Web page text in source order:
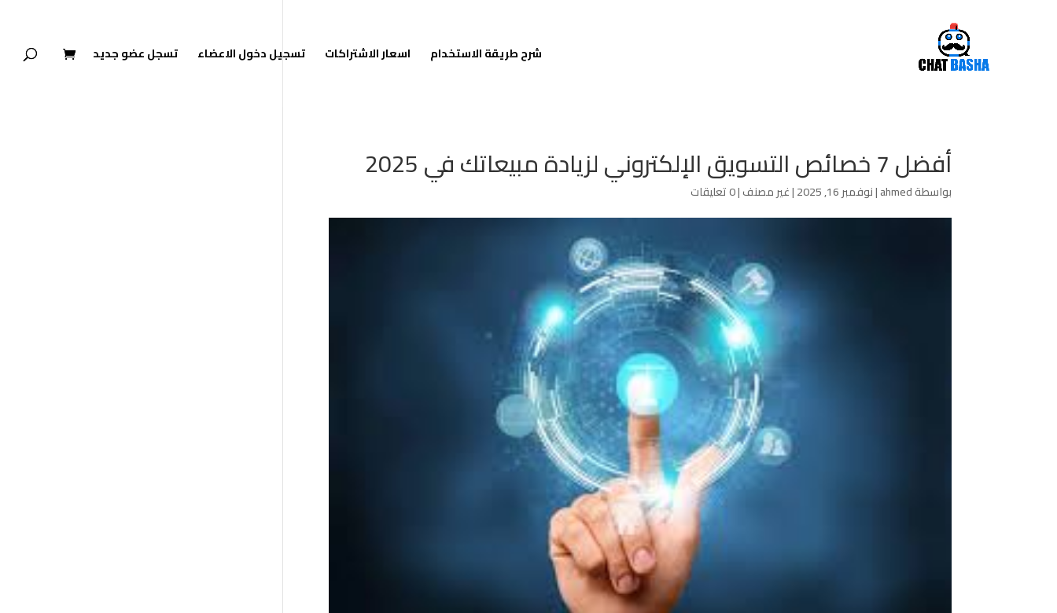
شرح طريقة الاستخدام اسعار الاشتراكات تسجيل دخول الاعضاء تسجل عضو جديد
أفضل 7 خصائص التسويق الإلكتروني لزيادة مبيعاتك في 2025
بواسطةahmed
|نوفمبر 16, 2025 |غير مصنف|0 تعليقات